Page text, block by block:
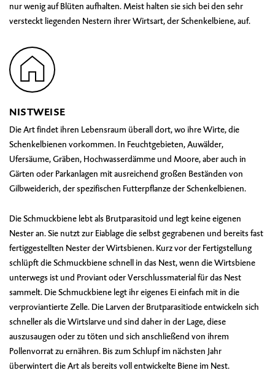
nur wenig auf Blüten aufhalten. Meist halten sie sich bei den sehr
versteckt liegenden Nestern ihrer Wirtsart, der Schenkelbiene, auf.
NISTWEISE
Die Art findet ihren Lebensraum überall dort, wo ihre Wirte, die
Schenkelbienen vorkommen. In Feuchtgebieten, Auwälder,
Ufersäume, Gräben, Hochwasserdämme und Moore, aber auch in
Gärten oder Parkanlagen mit ausreichend großen Beständen von
Gilbweiderich, der spezifischen Futterpflanze der Schenkelbienen.
Die Schmuckbiene lebt als Brutparasitoid und legt keine eigenen
Nester an. Sie nutzt zur Eiablage die selbst gegrabenen und bereits fast
fertiggestellten Nester der Wirtsbienen. Kurz vor der Fertigstellung
schlüpft die Schmuckbiene schnell in das Nest, wenn die Wirtsbiene
unterwegs ist und Proviant oder Verschlussmaterial für das Nest
sammelt. Die Schmuckbiene legt ihr eigenes Ei einfach mit in die
verproviantierte Zelle. Die Larven der Brutparasitiode entwickeln sich
schneller als die Wirtslarve und sind daher in der Lage, diese
auszusaugen oder zu töten und sich anschließend von ihrem
Pollenvorrat zu ernähren. Bis zum Schlupf im nächsten Jahr
überwintert die Art als bereits voll entwickelte Biene im Nest.